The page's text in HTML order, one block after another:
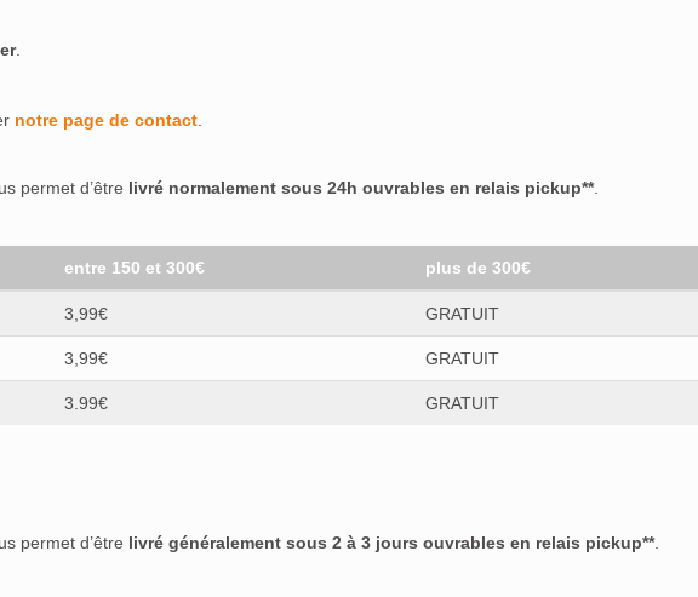
.
notre page de contact
permet d’être livré normalement sous 24h ouvrables en relais pickup**.
entre 150 et 300€ plus de 300€
3,99€ GRATUIT
3,99€ GRATUIT
3.99€ GRATUIT
permet d’être livré généralement sous 2 à 3 jours ouvrables en relais pickup**.